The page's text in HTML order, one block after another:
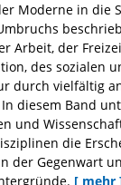
Moderne in die
Arbeit, der
des sozialen
durch vielfältig
diesem Band
und
die
der Gegenwart
[ mehr